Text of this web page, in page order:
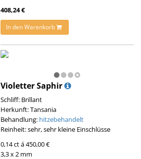
408,24 €
In den Warenkorb
Violetter Saphir
Schliff: Brillant
Herkunft: Tansania
Behandlung: hitzebehandelt
Reinheit: sehr, sehr kleine Einschlüsse
0,14 ct á 450,00 €
3,3 x 2 mm